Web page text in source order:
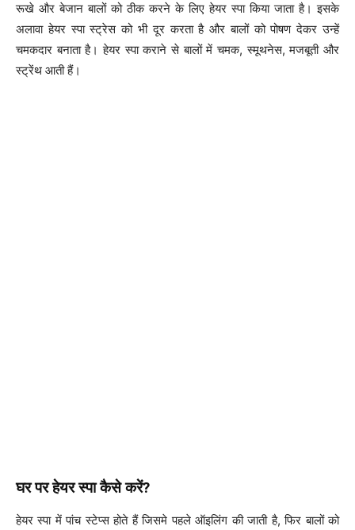
रूखे और बेजान बालों को ठीक करने के लिए हेयर स्पा किया जाता है। इसके
अलावा हेयर स्पा स्ट्रेस को भी दूर करता है और बालों को पोषण देकर उन्हें
चमकदार बनाता है। हेयर स्पा कराने से बालों में चमक, स्मूथनेस, मजबूती और
स्ट्रेंथ आती हैं।
घर पर हेयर स्पा कैसे करें?
हेयर स्पा में पांच स्टेप्स होते हैं जिसमे पहले ऑइलिंग की जाती है, फिर बालों को